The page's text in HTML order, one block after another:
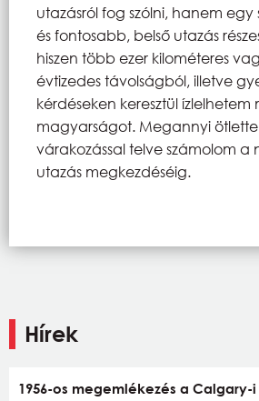
utazásról fog szólni, hanem
és fontosabb, belső utazás
hiszen több ezer kilométeres
évtizedes távolságból, illetve
kérdéseken keresztül ízlelhetem
magyarságot. Megannyi
várakozással telve számolom a
utazás megkezdéséig.
Hírek
1956-os megemlékezés a Calgary-